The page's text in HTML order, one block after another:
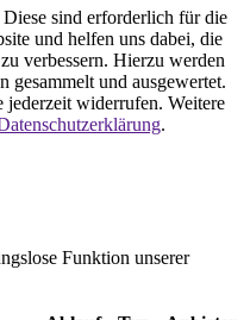
sind erforderlich für die
und helfen uns dabei, die
verbessern. Hierzu werden
gesammelt und ausgewertet.
widerrufen. Weitere
.
Funktion unserer